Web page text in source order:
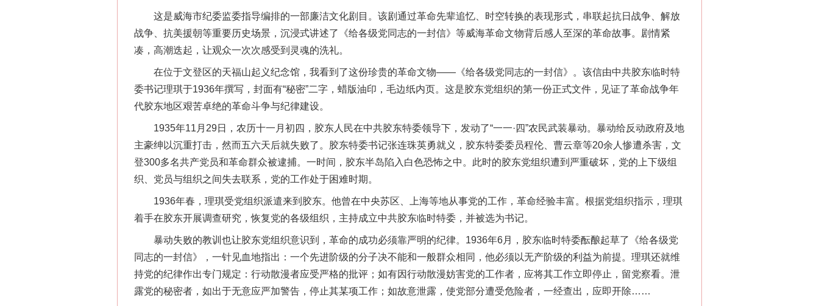
这是威海市纪委监委指导编排的一部廉洁文化剧目。该剧通过革命先辈追忆、时空转换的表现形式，串联起抗日战争、解放
战争、抗美援朝等重要历史场景，沉浸式讲述了《给各级党同志的一封信》等威海革命文物背后感人至深的革命故事。剧情紧
凑，高潮迭起，让观众一次次感受到灵魂的洗礼。
在位于文登区的天福山起义纪念馆，我看到了这份珍贵的革命文物——《给各级党同志的一封信》。该信由中共胶东临时特
委书记理琪于1936年撰写，封面有“秘密”二字，蜡版油印，毛边纸内页。这是胶东党组织的第一份正式文件，见证了革命战争年
代胶东地区艰苦卓绝的革命斗争与纪律建设。
1935年11月29日，农历十一月初四，胶东人民在中共胶东特委领导下，发动了“一一·四”农民武装暴动。暴动给反动政府及地
主豪绅以沉重打击，然而五六天后就失败了。胶东特委书记张连珠英勇就义，胶东特委委员程伦、曹云章等20余人惨遭杀害，文
登300多名共产党员和革命群众被逮捕。一时间，胶东半岛陷入白色恐怖之中。此时的胶东党组织遭到严重破坏，党的上下级组
织、党员与组织之间失去联系，党的工作处于困难时期。
1936年春，理琪受党组织派遣来到胶东。他曾在中央苏区、上海等地从事党的工作，革命经验丰富。根据党组织指示，理琪
着手在胶东开展调查研究，恢复党的各级组织，主持成立中共胶东临时特委，并被选为书记。
暴动失败的教训也让胶东党组织意识到，革命的成功必须靠严明的纪律。1936年6月，胶东临时特委酝酿起草了《给各级党
同志的一封信》，一针见血地指出：一个先进阶级的分子决不能和一般群众相同，他必须以无产阶级的利益为前提。理琪还就维
持党的纪律作出专门规定：行动散漫者应受严格的批评；如有因行动散漫妨害党的工作者，应将其工作立即停止，留党察看。泄
露党的秘密者，如出于无意应严加警告，停止其某项工作；如故意泄露，使党部分遭受危险者，一经查出，应即开除……